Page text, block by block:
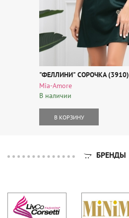
"ФЕЛЛИНИ" СОРОЧКА (3910)
Mia-Amore
В наличии
В КОРЗИНУ
БРЕНДЫ